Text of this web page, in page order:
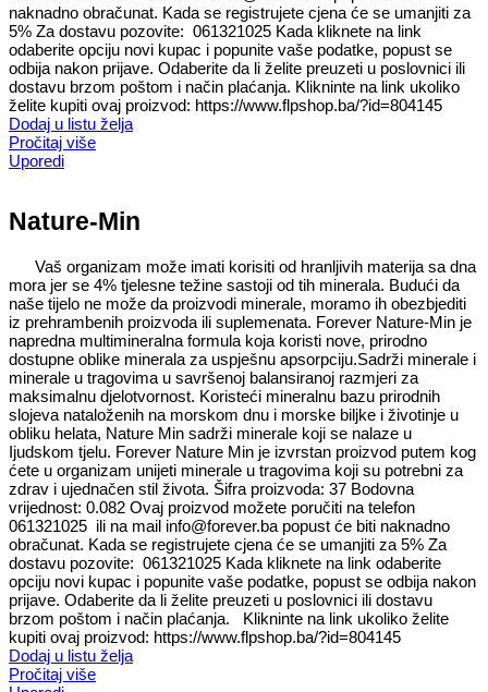
naknadno obračunat. Kada se registrujete cjena će se umanjiti za
5% Za dostavu pozovite: 061321025 Kada kliknete na link
odaberite opciju novi kupac i popunite vaše podatke, popust se
odbija nakon prijave. Odaberite da li želite preuzeti u poslovnici ili
dostavu brzom poštom i način plaćanja. Klikninte na link ukoliko
želite kupiti ovaj proizvod: https://www.flpshop.ba/?id=804145
Dodaj u listu želja
Pročitaj više
Uporedi
Nature-Min
Vaš organizam može imati korisiti od hranljivih materija sa dna
mora jer se 4% tjelesne težine sastoji od tih minerala. Budući da
naše tijelo ne može da proizvodi minerale, moramo ih obezbjediti
iz prehrambenih proizvoda ili suplemenata. Forever Nature-Min je
napredna multimineralna formula koja koristi nove, prirodno
dostupne oblike minerala za uspješnu apsorpciju.Sadrži minerale i
minerale u tragovima u savršenoj balansiranoj razmjeri za
maksimalnu djelotvornost. Koristeći mineralnu bazu prirodnih
slojeva nataloženih na morskom dnu i morske biljke i životinje u
obliku helata, Nature Min sadrži minerale koji se nalaze u
Ijudskom tjelu. Forever Nature Min je izvrstan proizvod putem kog
ćete u organizam unijeti minerale u tragovima koji su potrebni za
zdrav i ujednačen stil života. Šifra proizvoda: 37 Bodovna
vrijednost: 0.082 Ovaj proizvod možete poručiti na telefon
061321025 ili na mail info@forever.ba popust će biti naknadno
obračunat. Kada se registrujete cjena će se umanjiti za 5% Za
dostavu pozovite: 061321025 Kada kliknete na link odaberite
opciju novi kupac i popunite vaše podatke, popust se odbija nakon
prijave. Odaberite da li želite preuzeti u poslovnici ili dostavu
brzom poštom i način plaćanja. Klikninte na link ukoliko želite
kupiti ovaj proizvod: https://www.flpshop.ba/?id=804145
Dodaj u listu želja
Pročitaj više